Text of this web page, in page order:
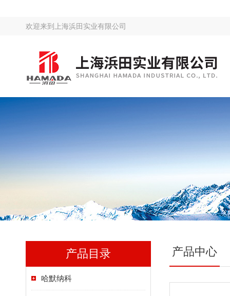
欢迎来到 上海浜田实业有限公司
产品目录
哈默纳科
产品中心